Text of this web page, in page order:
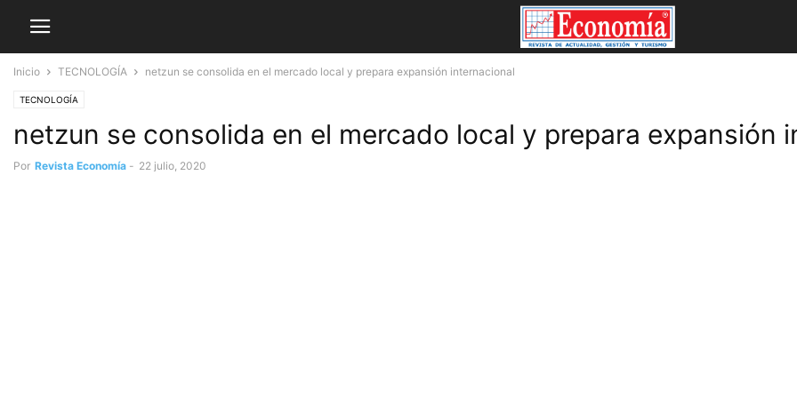
Inicio TECNOLOGÍA netzun se consolida en el mercado local y prepara expansión internacional
TECNOLOGÍA
netzun se consolida en el mercado local y prepara expansión
Por Revista Economía - 22 julio, 2020